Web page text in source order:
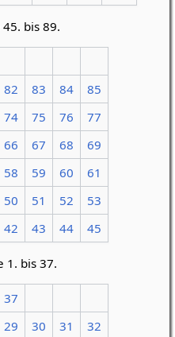
bis 89.
82 83 84
85
74 75 76
77
66 67 68
69
58 59 60
61
50 51 52
53
42 43 44 45
1. bis 37.
37
29 30 31
32